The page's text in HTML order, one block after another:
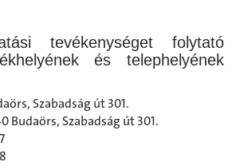
tevékenységet folytató
és telephelyének
Szabadság út 301.
Budaörs, Szabadság út 301.